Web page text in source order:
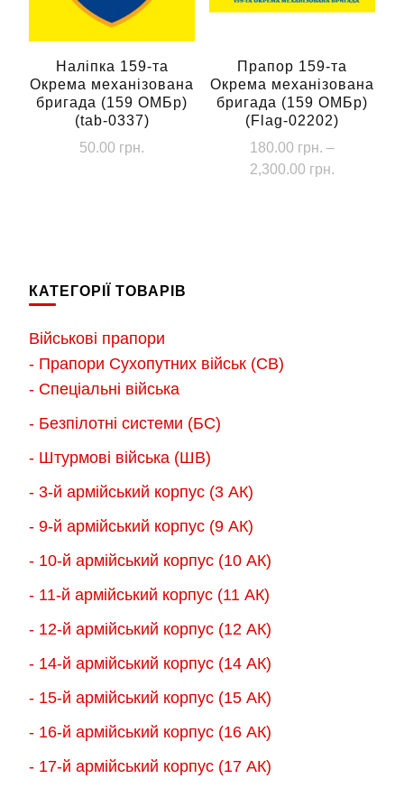
вибрати
сторінці
товару
Наліпка 159-та
Окрема механізована
бригада (159 ОМБр)
(tab-0337)
50.00 грн.
Прапор 159-та
Окрема механізована
бригада (159 ОМБр)
(Flag-02202)
180.00 грн. –
2,300.00 грн.
КАТЕГОРІЇ ТОВАРІВ
Військові прапори
- Прапори Сухопутних військ (СВ)
- Спеціальні війська
- Безпілотні системи (БС)
- Штурмові війська (ШВ)
- 3-й армійський корпус (3 АК)
- 9-й армійський корпус (9 АК)
- 10-й армійський корпус (10 АК)
- 11-й армійський корпус (11 АК)
- 12-й армійський корпус (12 АК)
- 14-й армійський корпус (14 АК)
- 15-й армійський корпус (15 АК)
- 16-й армійський корпус (16 АК)
- 17-й армійський корпус (17 АК)